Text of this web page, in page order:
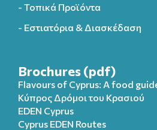
- Τοπικά Προϊόντα
- Εστιατόρια & Διασκέδαση
Brochures (pdf)
Flavours of Cyprus: A food
Κύπρος Δρόμοι του Κρασιού
EDEN Cyprus
Cyprus EDEN Routes